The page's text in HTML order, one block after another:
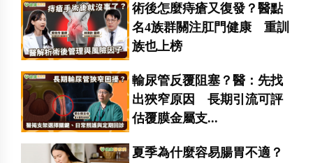
術後怎麼痔瘡又復發？醫點
名4族群關注肛門健康 重訓
族也上榜
輸尿管反覆阻塞？醫：先找
出狹窄原因 長期引流可評
估覆膜金屬支...
夏季為什麼容易腸胃不適？